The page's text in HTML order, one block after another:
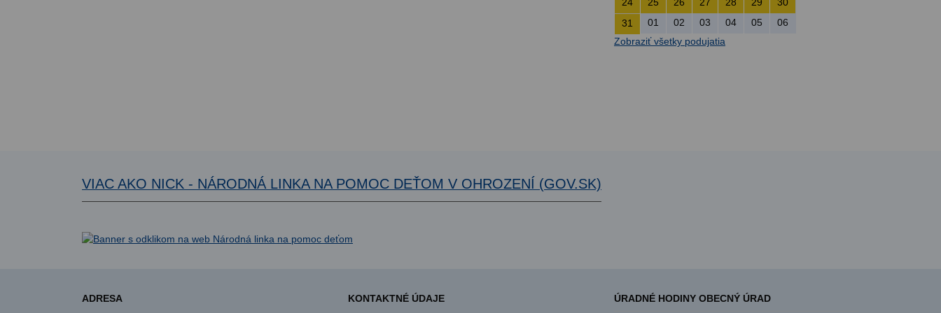
31
01 02 03 04 05
06
Zobraziť všetky podujatia
VIAC AKO NICK - NÁRODNÁ LINKA NA POMOC DEŤOM V OHROZENÍ (GOV.SK)
ADRESA
KONTAKTNÉ ÚDAJE
ÚRADNÉ HODINY OBECNÝ ÚRAD